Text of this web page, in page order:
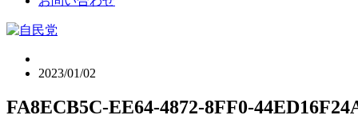
2023/01/02
FA8ECB5C-EE64-4872-8FF0-